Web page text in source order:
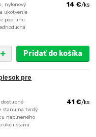
nylonový
ukotvenie
popruhu
14 €/ks
Pridať do košíka
pre
dostupné
stanu na tvrdý
naplneného
stanu
41 €/ks